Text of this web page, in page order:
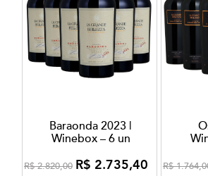
Baraonda 2023 |
Winebox – 6 un
R$ 2.820,00 R$ 2.735,40 R$